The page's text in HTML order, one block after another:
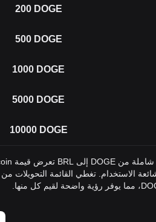
200 DOGE
500 DOGE
1000 DOGE
5000 DOGE
10000 DOGE